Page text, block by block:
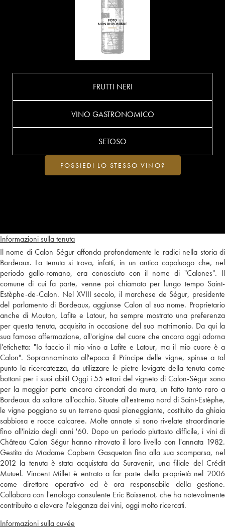
Informazioni sulla tenuta
Il nome di Calon Ségur affonda profondamente le radici nella storia di
Bordeaux. La tenuta si trova, infatti, in un antico capoluogo che, nel
periodo gallo-romano, era conosciuto con il nome di "Calones". Il
comune di cui fa parte, venne poi chiamato per lungo tempo Saint-
Estèphe-de-Calon. Nel XVIII secolo, il marchese de Ségur, presidente
del parlamento di Bordeaux, aggiunse Calon al suo nome. Proprietario
anche di Mouton, Lafite e Latour, ha sempre mostrato una preferenza
per questa tenuta, acquisita in occasione del suo matrimonio. Da qui la
sua famosa affermazione, all'origine del cuore che ancora oggi adorna
l'etichetta: "Io faccio il mio vino a Lafite e Latour, ma il mio cuore è a
Calon". Soprannominato all'epoca il Principe delle vigne, spinse a tal
punto la ricercatezza, da utilizzare le pietre levigate della tenuta come
bottoni per i suoi abiti! Oggi i 55 ettari del vigneto di Calon-Ségur sono
per la maggior parte ancora circondati da mura, un fatto tanto raro a
Bordeaux da saltare all’occhio. Situate all'estremo nord di Saint-Estèphe,
le vigne poggiano su un terreno quasi pianeggiante, costituito da ghiaia
sabbiosa e rocce calcaree. Molte annate si sono rivelate straordinarie
fino all'inizio degli anni '60. Dopo un periodo piuttosto difficile, i vini di
Château Calon Ségur hanno ritrovato il loro livello con l'annata 1982.
Gestita da Madame Capbern Gasqueton fino alla sua scomparsa, nel
2012 la tenuta è stata acquistata da Suravenir, una filiale del Crédit
Mutuel. Vincent Millet è entrato a far parte della proprietà nel 2006
come direttore operativo ed è ora responsabile della gestione.
Collabora con l'enologo consulente Eric Boissenot, che ha notevolmente
contribuito a elevare l'eleganza dei vini, oggi molto ricercati.
Informazioni sulla cuvée
FRUTTI NERI
VINO GASTRONOMICO
SETOSO
POSSIEDI LO STESSO VINO?